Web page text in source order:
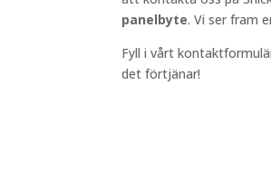
panelbyte. Vi ser fram
Fyll i vårt
det förtjänar!